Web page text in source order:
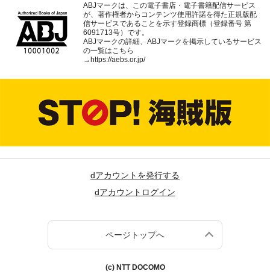
ABJマークは、この電子書店・電子書籍配信サービス
が、著作権者からコンテンツ使用許諾を得た正規版配
信サービスであることを示す登録商標（登録番号 第
6091713号）です。
ABJマークの詳細、ABJマークを掲示しているサービス
の一覧はこちら
→https://aebs.or.jp/
dアカウントを発行する
dアカウントログイン
ページトップへ
(c) NTT DOCOMO